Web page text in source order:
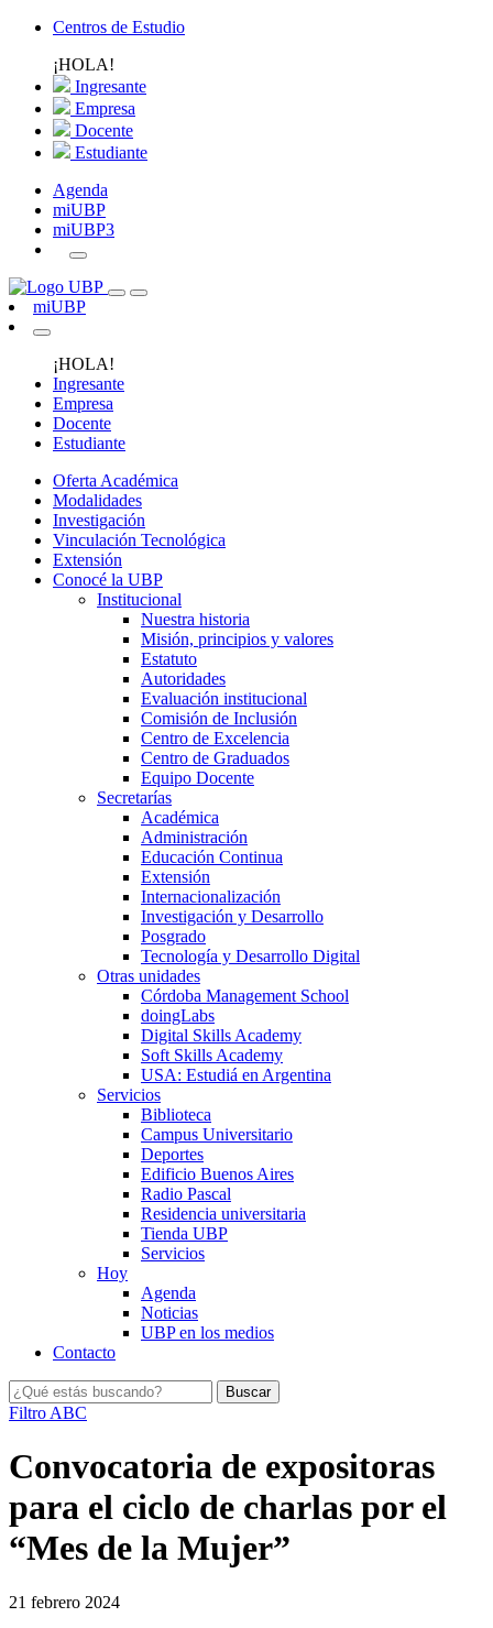
Centros de Estudio
¡HOLA!
Ingresante
Empresa
Docente
Estudiante
Agenda
miUBP
miUBP3
miUBP
¡HOLA!
Ingresante
Empresa
Docente
Estudiante
Oferta Académica
Modalidades
Investigación
Vinculación Tecnológica
Extensión
Conocé la UBP
Institucional
Nuestra historia
Misión, principios y valores
Estatuto
Autoridades
Evaluación institucional
Comisión de Inclusión
Centro de Excelencia
Centro de Graduados
Equipo Docente
Secretarías
Académica
Administración
Educación Continua
Extensión
Internacionalización
Investigación y Desarrollo
Posgrado
Tecnología y Desarrollo Digital
Otras unidades
Córdoba Management School
doingLabs
Digital Skills Academy
Soft Skills Academy
USA: Estudiá en Argentina
Servicios
Biblioteca
Campus Universitario
Deportes
Edificio Buenos Aires
Radio Pascal
Residencia universitaria
Tienda UBP
Servicios
Hoy
Agenda
Noticias
UBP en los medios
Contacto
Filtro ABC
Convocatoria de expositoras
para el ciclo de charlas por el
“Mes de la Mujer”
21 febrero 2024